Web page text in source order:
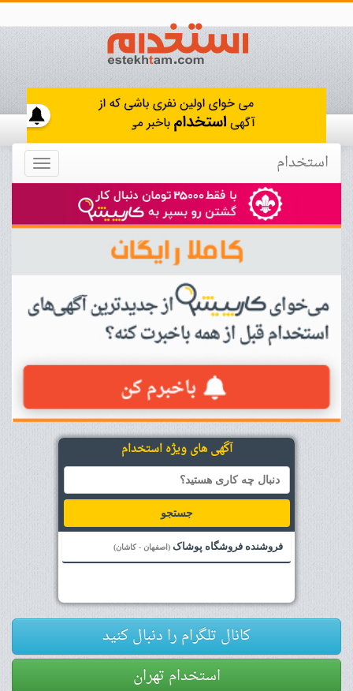
Toggle استخدام
آگهی های ویژه استخدام
جستجو
فروشنده فروشگاه پوشاک (اصفهان - کاشان)
کانال تلگرام را دنبال کنید
استخدام تهران